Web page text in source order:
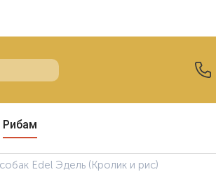
Рибам
Edel Эдель (Кролик и рис)